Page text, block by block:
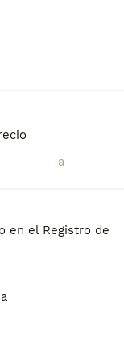
en el Registro de
de perro.
en